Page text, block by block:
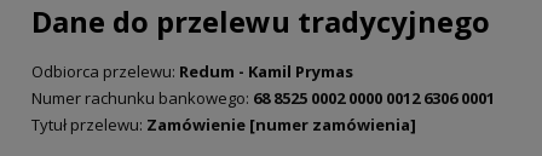
Dane do przelewu tradycyjnego
Odbiorca przelewu: Redum - Kamil Prymas
Numer rachunku bankowego: 68 8525 0002 0000 0012 6306 0001
Tytuł przelewu: Zamówienie [numer zamówienia]